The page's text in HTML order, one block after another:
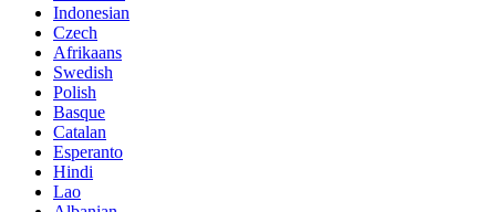
Indonesian
Czech
Afrikaans
Swedish
Polish
Basque
Catalan
Esperanto
Hindi
Lao